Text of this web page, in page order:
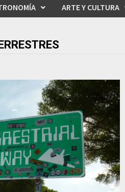
ARTE Y CULTURA